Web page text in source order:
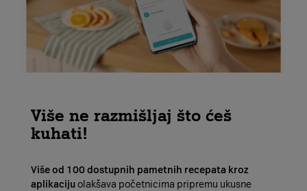
Više ne razmišljaj što ćeš
kuhati!
Više od 100 dostupnih pametnih recepata kroz
aplikacijuolakšava početnicima pripremu ukusne